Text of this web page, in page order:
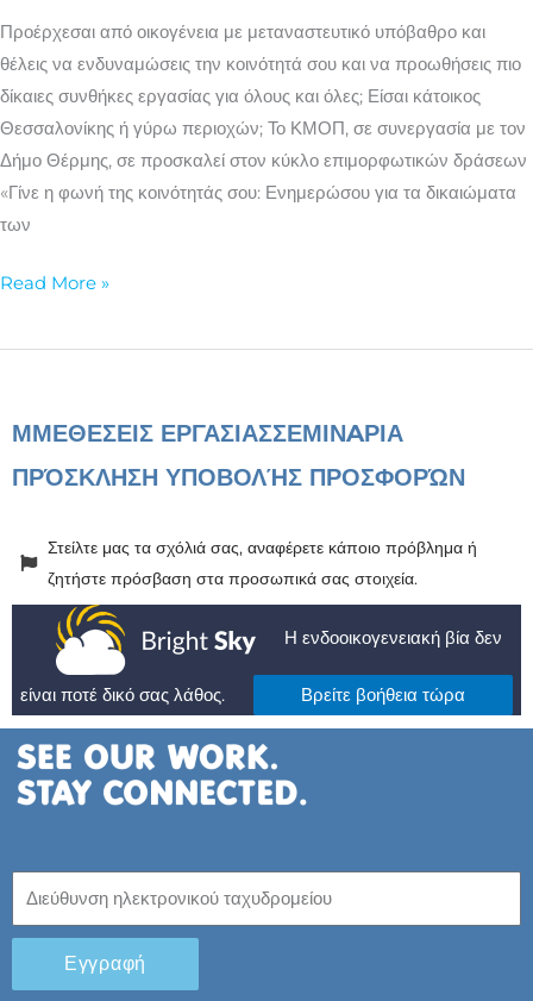
Προέρχεσαι από οικογένεια με μεταναστευτικό υπόβαθρο και
θέλεις να ενδυναμώσεις την κοινότητά σου και να προωθήσεις πιο
δίκαιες συνθήκες εργασίας για όλους και όλες; Είσαι κάτοικος
Θεσσαλονίκης ή γύρω περιοχών; Το ΚΜΟΠ, σε συνεργασία με τον
Δήμο Θέρμης, σε προσκαλεί στον κύκλο επιμορφωτικών δράσεων
«Γίνε η φωνή της κοινότητάς σου: Ενημερώσου για τα δικαιώματα
των
Read More »
ΜΜΕΘΕΣΕΙΣ ΕΡΓΑΣΙΑΣΣΕΜΙΝAΡΙΑ
ΠΡΌΣΚΛΗΣΗ ΥΠΟΒΟΛΉΣ ΠΡΟΣΦΟΡΏΝ
Στείλτε μας τα σχόλιά σας, αναφέρετε κάποιο πρόβλημα ή
ζητήστε πρόσβαση στα προσωπικά σας στοιχεία.
Η ενδοοικογενειακή βία δεν
είναι ποτέ δικό σας λάθος. Βρείτε βοήθεια τώρα
Εγγραφή